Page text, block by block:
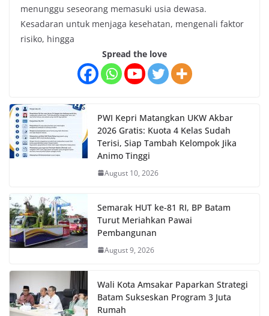
menunggu seseorang memasuki usia dewasa.
Kesadaran untuk menjaga kesehatan, mengenali faktor
risiko, hingga
Spread the love
PWI Kepri Matangkan UKW Akbar
2026 Gratis: Kuota 4 Kelas Sudah
Terisi, Siap Tambah Kelompok Jika
Animo Tinggi
August 10, 2026
Semarak HUT ke-81 RI, BP Batam
Turut Meriahkan Pawai
Pembangunan
August 9, 2026
Wali Kota Amsakar Paparkan Strategi
Batam Sukseskan Program 3 Juta
Rumah